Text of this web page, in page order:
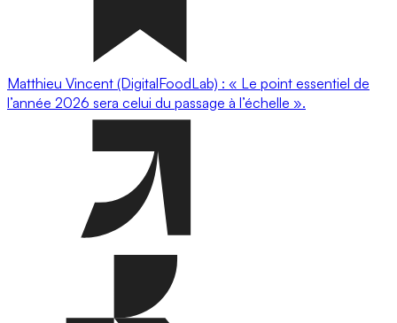
Matthieu Vincent (DigitalFoodLab) : « Le point essentiel de
l’année 2026 sera celui du passage à l’échelle ».